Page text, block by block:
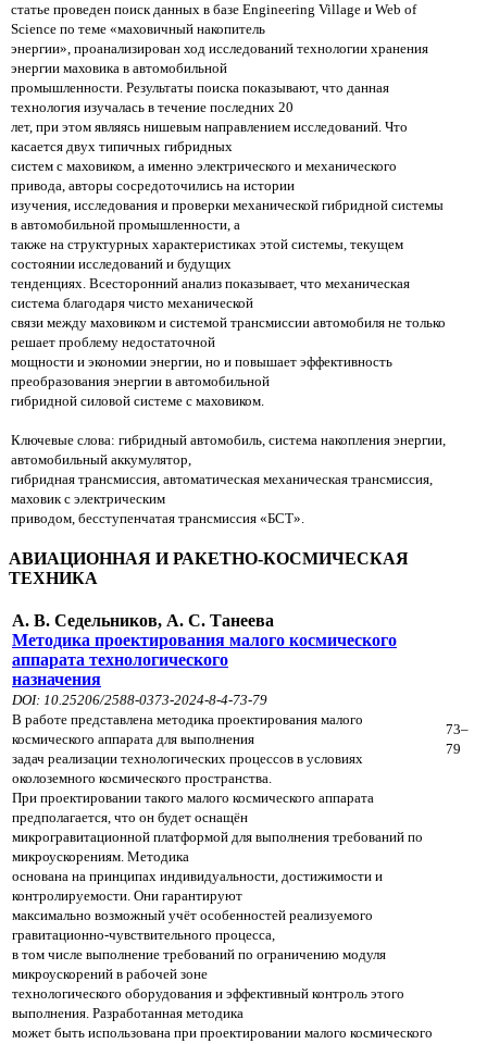
статье проведен поиск данных в базе Engineering Village и Web of
Science по теме «маховичный накопитель
энергии», проанализирован ход исследований технологии хранения
энергии маховика в автомобильной
промышленности. Результаты поиска показывают, что данная
технология изучалась в течение последних 20
лет, при этом являясь нишевым направлением исследований. Что
касается двух типичных гибридных
систем с маховиком, а именно электрического и механического
привода, авторы сосредоточились на истории
изучения, исследования и проверки механической гибридной системы
в автомобильной промышленности, а
также на структурных характеристиках этой системы, текущем
состоянии исследований и будущих
тенденциях. Всесторонний анализ показывает, что механическая
система благодаря чисто механической
связи между маховиком и системой трансмиссии автомобиля не только
решает проблему недостаточной
мощности и экономии энергии, но и повышает эффективность
преобразования энергии в автомобильной
гибридной силовой системе с маховиком.
Ключевые слова: гибридный автомобиль, система накопления энергии,
автомобильный аккумулятор,
гибридная трансмиссия, автоматическая механическая трансмиссия,
маховик с электрическим
приводом, бесступенчатая трансмиссия «БСТ».
АВИАЦИОННАЯ И РАКЕТНО-КОСМИЧЕСКАЯ
ТЕХНИКА
А. В. Седельников, А. С. Танеева
Методика проектирования малого космического
аппарата технологического
назначения
DOI: 10.25206/2588-0373-2024-8-4-73-79
В работе представлена методика проектирования малого
космического аппарата для выполнения
задач реализации технологических процессов в условиях
околоземного космического пространства.
При проектировании такого малого космического аппарата
предполагается, что он будет оснащён
микрогравитационной платформой для выполнения требований по
микроускорениям. Методика
основана на принципах индивидуальности, достижимости и
контролируемости. Они гарантируют
максимально возможный учёт особенностей реализуемого
гравитационно-чувствительного процесса,
в том числе выполнение требований по ограничению модуля
микроускорений в рабочей зоне
технологического оборудования и эффективный контроль этого
выполнения. Разработанная методика
может быть использована при проектировании малого космического
73–
79